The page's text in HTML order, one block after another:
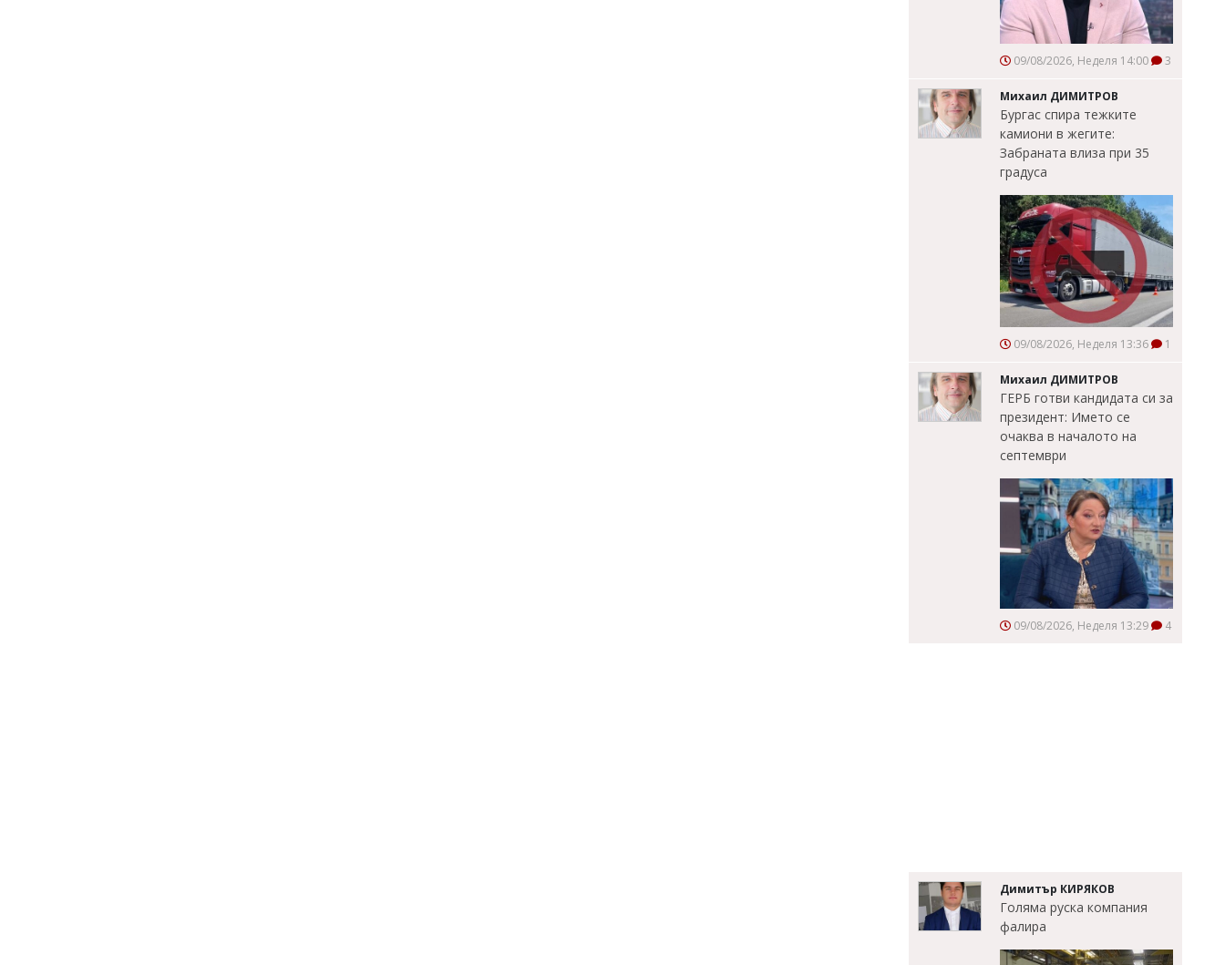
09/08/2026, Неделя 14:00 3
Михаил ДИМИТРОВ
Бургас спира тежките
камиони в жегите:
Забраната влиза при 35
градуса
09/08/2026, Неделя 13:36 1
Михаил ДИМИТРОВ
ГЕРБ готви кандидата си за
президент: Името се
очаква в началото на
септември
09/08/2026, Неделя 13:29 4
Димитър КИРЯКОВ
Голяма руска компания
фалира